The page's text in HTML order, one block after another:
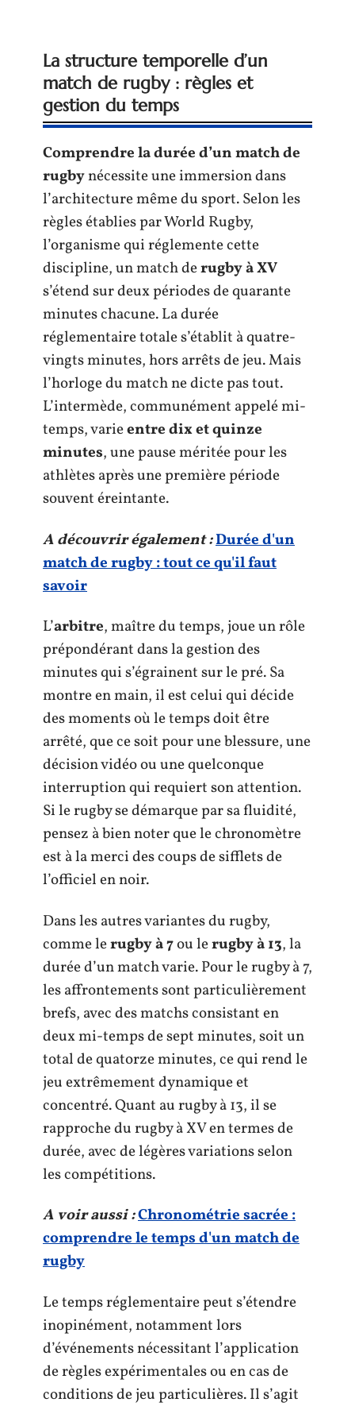
La structure temporelle d’un
match de rugby : règles et
gestion du temps
Comprendre la durée d’un match de
rugbynécessite une immersion dans
l’architecture même du sport. Selon les
règles établies par World Rugby,
l’organisme qui réglemente cette
discipline, un match derugby à XV
s’étend sur deux périodes de quarante
minutes chacune. La durée
réglementaire totale s’établit à quatre-
vingts minutes, hors arrêts de jeu. Mais
l’horloge du match ne dicte pas tout.
L’intermède, communément appelé mi-
temps, varieentre dix et quinze
minutes, une pause méritée pour les
athlètes après une première période
souvent éreintante.
A découvrir également :Durée d'un
match de rugby : tout ce qu'il faut
savoir
L’arbitre, maître du temps, joue un rôle
prépondérant dans la gestion des
minutes qui s’égrainent sur le pré. Sa
montre en main, il est celui qui décide
des moments où le temps doit être
arrêté, que ce soit pour une blessure, une
décision vidéo ou une quelconque
interruption qui requiert son attention.
Si le rugby se démarque par sa fluidité,
pensez à bien noter que le chronomètre
est à la merci des coups de sifflets de
l’officiel en noir.
Dans les autres variantes du rugby,
comme lerugby à 7ou lerugby à 13, la
durée d’un match varie. Pour le rugby à 7,
les affrontements sont particulièrement
brefs, avec des matchs consistant en
deux mi-temps de sept minutes, soit un
total de quatorze minutes, ce qui rend le
jeu extrêmement dynamique et
concentré. Quant au rugby à 13, il se
rapproche du rugby à XV en termes de
durée, avec de légères variations selon
les compétitions.
A voir aussi :Chronométrie sacrée :
comprendre le temps d'un match de
rugby
Le temps réglementaire peut s’étendre
inopinément, notamment lors
d’événements nécessitant l’application
de règles expérimentales ou en cas de
conditions de jeu particulières. Il s’agit